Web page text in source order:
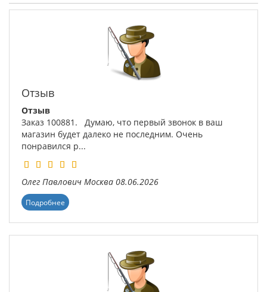
Отзыв
Отзыв
Заказ 100881. Думаю, что первый звонок в ваш
магазин будет далеко не последним. Очень
понравился р...
Олег Павлович Москва 08.06.2026
Подробнее